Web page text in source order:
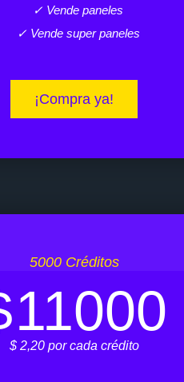
✓ Vende paneles
✓ Vende super paneles
¡Compra ya!
5000 Créditos
11000
$ 2,20 por cada crédito